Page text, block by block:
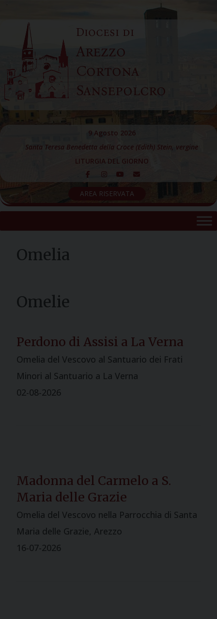
content
Diocesi di
Arezzo
Cortona
Sansepolcro
9 Agosto 2026
Santa Teresa Benedetta della Croce (Edith) Stein, vergine
LITURGIA DEL GIORNO
AREA RISERVATA
Perdono di Assisi a La Verna
Omelia del Vescovo al Santuario dei Frati
Minori al Santuario a La Verna
02-08-2026
Madonna del Carmelo a S.
Maria delle Grazie
Omelia del Vescovo nella Parrocchia di Santa
Maria delle Grazie, Arezzo
16-07-2026